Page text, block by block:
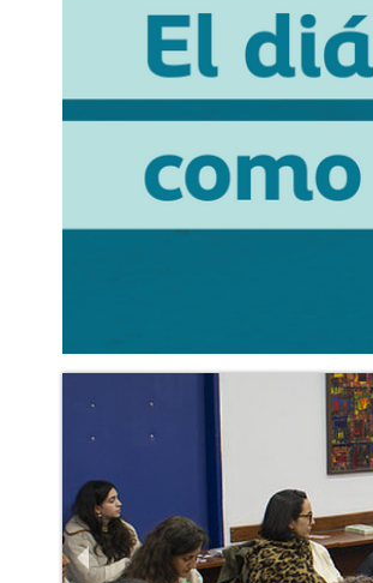
Previous